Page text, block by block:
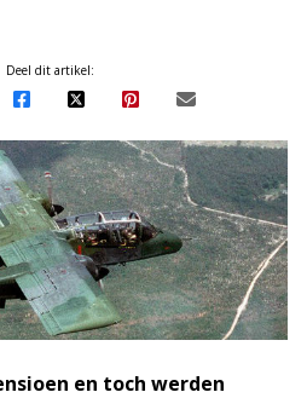
Deel dit artikel:
en toch werden